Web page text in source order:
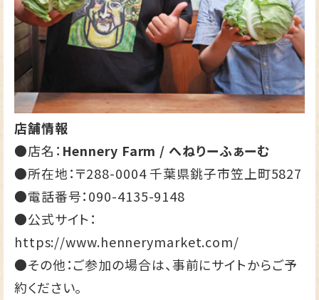
店舗情報
●店名： Hennery Farm / へねりーふぁーむ
●所在地：〒288-0004 千葉県銚子市笠上町5827
●電話番号：090-4135-9148
●公式サイト：
https://www.hennerymarket.com/
●その他：ご参加の場合は、事前にサイトからご予
約ください。